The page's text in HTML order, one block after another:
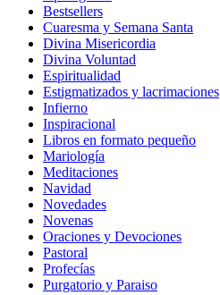
Bestsellers
Cuaresma y Semana Santa
Divina Misericordia
Divina Voluntad
Espiritualidad
Estigmatizados y lacrimaciones
Infierno
Inspiracional
Libros en formato pequeño
Mariología
Meditaciones
Navidad
Novedades
Novenas
Oraciones y Devociones
Pastoral
Profecías
Purgatorio y Paraiso